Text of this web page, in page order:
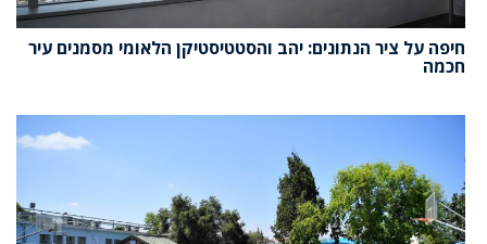
חיפה על ציר הנתונים: יהב והסטטיסטיקן הלאומי מסמנים עיר
חכמה